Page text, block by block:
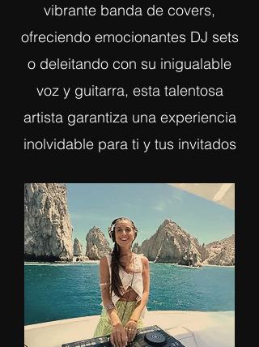
vibrante banda de covers,
ofreciendo emocionantes DJ sets
o deleitando con su inigualable
voz y guitarra, esta talentosa
artista garantiza una experiencia
inolvidable para ti y tus invitados